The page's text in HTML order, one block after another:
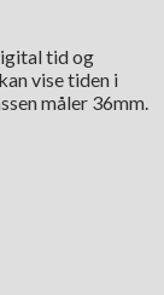
tid og
vise tiden i
måler 36mm.